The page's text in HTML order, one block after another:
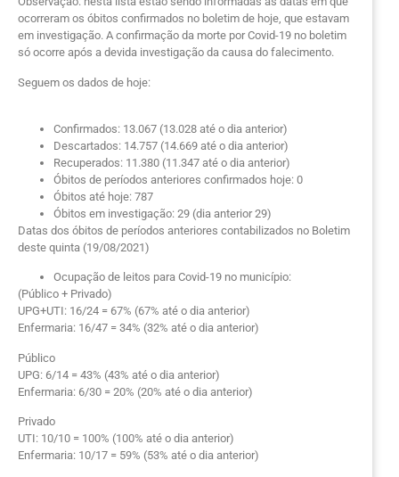
ocorreram os óbitos confirmados no boletim de hoje, que estavam
em investigação. A confirmação da morte por Covid-19 no boletim
só ocorre após a devida investigação da causa do falecimento.
Seguem os dados de hoje:
Confirmados: 13.067 (13.028 até o dia anterior)
Descartados: 14.757 (14.669 até o dia anterior)
Recuperados: 11.380 (11.347 até o dia anterior)
Óbitos de períodos anteriores confirmados hoje: 0
Óbitos até hoje: 787
Óbitos em investigação: 29 (dia anterior 29)
Datas dos óbitos de períodos anteriores contabilizados no Boletim
deste quinta (19/08/2021)
Ocupação de leitos para Covid-19 no município:
(Público + Privado)
UPG+UTI: 16/24 = 67% (67% até o dia anterior)
Enfermaria: 16/47 = 34% (32% até o dia anterior)
Público
UPG: 6/14 = 43% (43% até o dia anterior)
Enfermaria: 6/30 = 20% (20% até o dia anterior)
Privado
UTI: 10/10 = 100% (100% até o dia anterior)
Enfermaria: 10/17 = 59% (53% até o dia anterior)